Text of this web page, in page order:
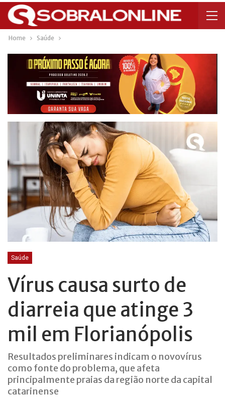
Home Saúde
Saúde
Vírus causa surto de
diarreia que atinge 3
mil em Florianópolis
Resultados preliminares indicam o novovírus
como fonte do problema, que afeta
principalmente praias da região norte da capital
catarinense